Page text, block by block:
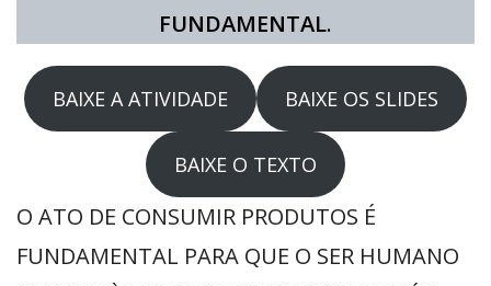
FUNDAMENTAL.
BAIXE A ATIVIDADE BAIXE OS SLIDES
BAIXE O TEXTO
O ATO DE CONSUMIR PRODUTOS É
FUNDAMENTAL PARA QUE O SER HUMANO